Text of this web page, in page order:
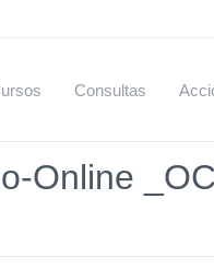
Consultas
Online